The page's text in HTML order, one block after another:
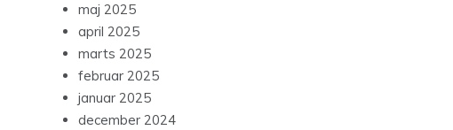
maj 2025
april 2025
marts 2025
februar 2025
januar 2025
december 2024